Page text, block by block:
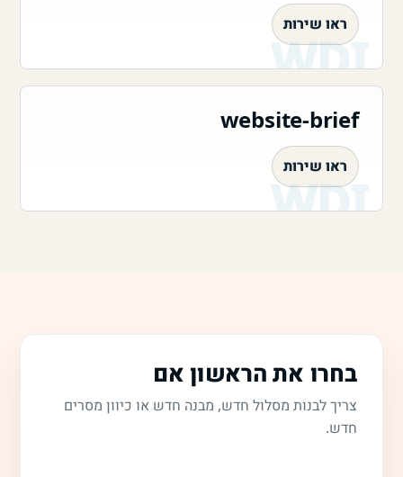
ראו שירות
website-brief
ראו שירות
בחרו את הראשון אם
צריך לבנות מסלול חדש, מבנה חדש או כיוון מסרים
חדש.